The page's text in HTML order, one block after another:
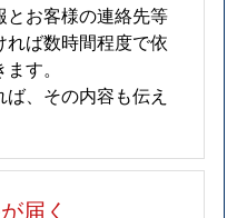
とお客様の連絡先等
れば数時間程度で依
す。
、その内容も伝え
届く